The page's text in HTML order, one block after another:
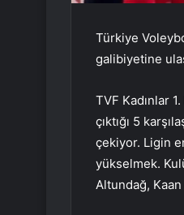
Türkiye
galibiyetine
TVF Kadınlar
çıktığı 5
çekiyor. Ligin
yükselmek.
Altundağ,